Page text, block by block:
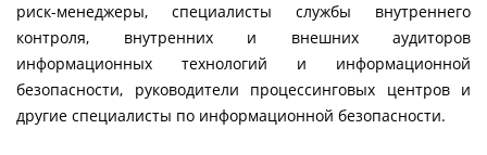
риск-менеджеры, специалисты службы внутреннего
контроля, внутренних и внешних аудиторов
информационных технологий и информационной
безопасности, руководители процессинговых центров и
другие специалисты по информационной безопасности.